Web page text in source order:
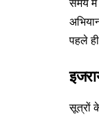
पहले
सूत्रों